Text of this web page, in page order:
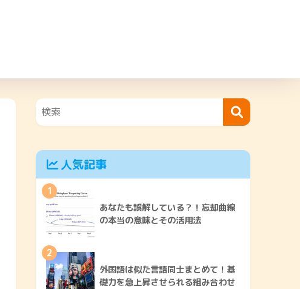
人気記事
1
あなたも誤解している？！忘却曲線
の本当の意味とその活用法
2
外国語は似た言語同士まとめて！基
礎力を急上昇させられる組み合わせ